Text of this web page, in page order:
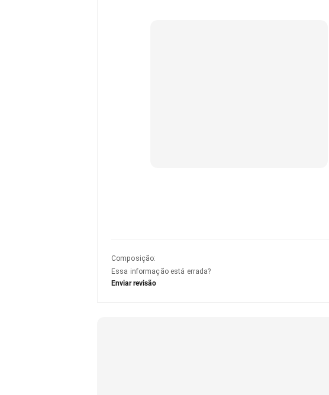
Composição:
Essa informação está errada?
Enviar revisão